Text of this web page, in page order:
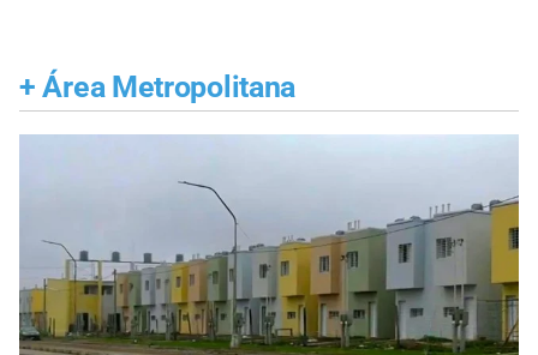
+ Área Metropolitana